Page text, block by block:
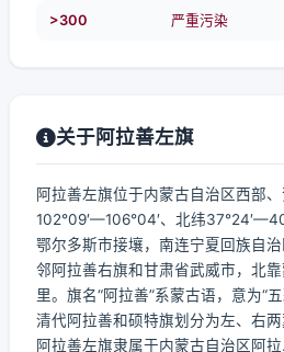
>300 严重污染
关于阿拉善左旗
阿拉善左旗位于内蒙古自治区西部
102°09′—106°04′、北纬
鄂尔多斯市接壤，南连宁夏回族自
邻阿拉善右旗和甘肃省武威市，北
里。旗名“阿拉善”系蒙古语，意为“
清代阿拉善和硕特旗划分为左、右两
阿拉善左旗隶属于内蒙古自治区阿拉